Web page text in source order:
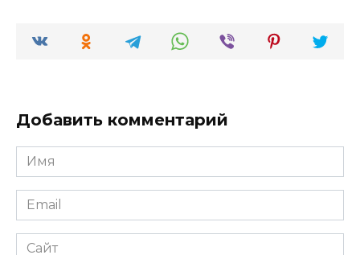
Добавить комментарий
Имя
*
Email
*
Сайт